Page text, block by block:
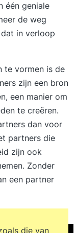
één geniale
de weg
in verloop
te vormen is de
zijn een bron
een manier om
te creëren.
dan voor
partners die
zijn ook
Zonder
een partner
die van